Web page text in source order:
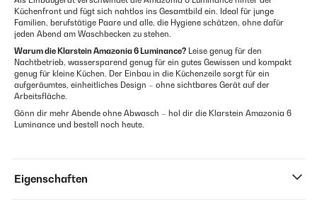
Küchenfront und fügt sich nahtlos ins Gesamtbild ein. Ideal für junge
Familien, berufstätige Paare und alle, die Hygiene schätzen, ohne dafür
jeden Abend am Waschbecken zu stehen.
Warum die Klarstein Amazonia 6 Luminance? Leise genug für den
Nachtbetrieb, wassersparend genug für ein gutes Gewissen und kompakt
genug für kleine Küchen. Der Einbau in die Küchenzeile sorgt für ein
aufgeräumtes, einheitliches Design – ohne sichtbares Gerät auf der
Arbeitsfläche.
Gönn dir mehr Abende ohne Abwasch – hol dir die Klarstein Amazonia 6
Luminance und bestell noch heute.
Eigenschaften